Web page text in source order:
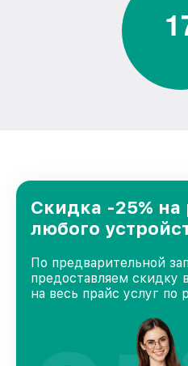
1
Скидка -25% на
любого
По предварительной
предоставляем скидку
на весь прайс услуг по